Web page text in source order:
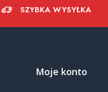
SZYBKA WYSYŁKA
Moje konto